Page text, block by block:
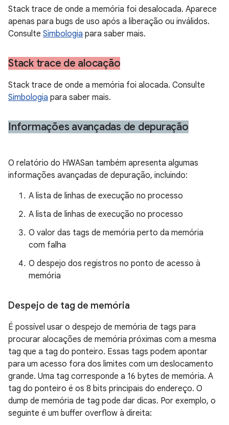
Stack trace de onde a memória foi desalocada. Aparece
apenas para bugs de uso após a liberação ou inválidos.
Consulte Simbologia para saber mais.
Stack trace de alocação
Stack trace de onde a memória foi alocada. Consulte
Simbologia para saber mais.
Informações avançadas de depuração
O relatório do HWASan também apresenta algumas
informações avançadas de depuração, incluindo:
A lista de linhas de execução no processo
A lista de linhas de execução no processo
O valor das tags de memória perto da memória
com falha
O despejo dos registros no ponto de acesso à
memória
Despejo de tag de memória
É possível usar o despejo de memória de tags para
procurar alocações de memória próximas com a mesma
tag que a tag do ponteiro. Essas tags podem apontar
para um acesso fora dos limites com um deslocamento
grande. Uma tag corresponde a 16 bytes de memória. A
tag do ponteiro é os 8 bits principais do endereço. O
dump de memória de tag pode dar dicas. Por exemplo, o
seguinte é um buffer overflow à direita: